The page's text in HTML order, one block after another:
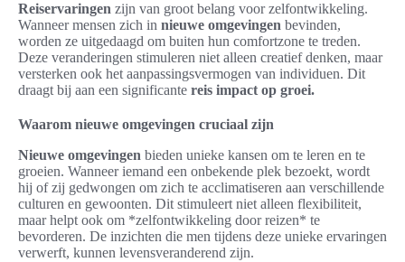
Reiservaringen zijn van groot belang voor zelfontwikkeling.
Wanneer mensen zich in nieuwe omgevingen bevinden,
worden ze uitgedaagd om buiten hun comfortzone te treden.
Deze veranderingen stimuleren niet alleen creatief denken, maar
versterken ook het aanpassingsvermogen van individuen. Dit
draagt bij aan een significante reis impact op groei.
Waarom nieuwe omgevingen cruciaal zijn
Nieuwe omgevingen bieden unieke kansen om te leren en te
groeien. Wanneer iemand een onbekende plek bezoekt, wordt
hij of zij gedwongen om zich te acclimatiseren aan verschillende
culturen en gewoonten. Dit stimuleert niet alleen flexibiliteit,
maar helpt ook om *zelfontwikkeling door reizen* te
bevorderen. De inzichten die men tijdens deze unieke ervaringen
verwerft, kunnen levensveranderend zijn.